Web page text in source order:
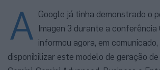
A Google já tinha demonstrado o
Imagen 3 durante a conferência
informou agora, em
disponibilizar este modelo de geração